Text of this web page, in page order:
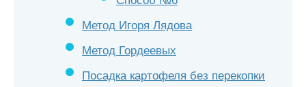
Метод Игоря Лядова
Метод Гордеевых
Посадка картофеля без перекопки